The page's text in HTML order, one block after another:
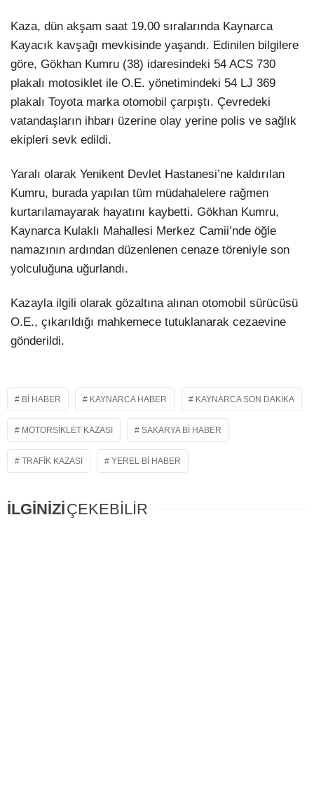
Kaza, dün akşam saat 19.00 sıralarında Kaynarca
Kayacık kavşağı mevkisinde yaşandı. Edinilen bilgilere
göre, Gökhan Kumru (38) idaresindeki 54 ACS 730
plakalı motosiklet ile O.E. yönetimindeki 54 LJ 369
plakalı Toyota marka otomobil çarpıştı. Çevredeki
vatandaşların ihbarı üzerine olay yerine polis ve sağlık
ekipleri sevk edildi.
Yaralı olarak Yenikent Devlet Hastanesi’ne kaldırılan
Kumru, burada yapılan tüm müdahalelere rağmen
kurtarılamayarak hayatını kaybetti. Gökhan Kumru,
Kaynarca Kulaklı Mahallesi Merkez Camii’nde öğle
namazının ardından düzenlenen cenaze töreniyle son
yolculuğuna uğurlandı.
Kazayla ilgili olarak gözaltına alınan otomobil sürücüsü
O.E., çıkarıldığı mahkemece tutuklanarak cezaevine
gönderildi.
BI HABER KAYNARCA HABER KAYNARCA SON DAKIKA
MOTORSIKLET KAZASI SAKARYA BI HABER
TRAFIK KAZASI YEREL BI HABER
İLGİNİZİÇEKEBİLİR